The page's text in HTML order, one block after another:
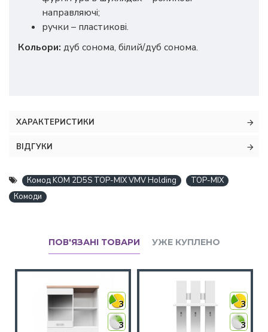
направляючі;
ручки – пластикові.
Кольори: дуб сонома, білий/дуб сонома.
ХАРАКТЕРИСТИКИ
ВІДГУКИ
Комод KOM 2D5S TOP-MIX VMV Holding
TOP-MIX
Комоди
ПОВ'ЯЗАНІ ТОВАРИ УЖЕ КУПЛЕНО
3
3
3
3